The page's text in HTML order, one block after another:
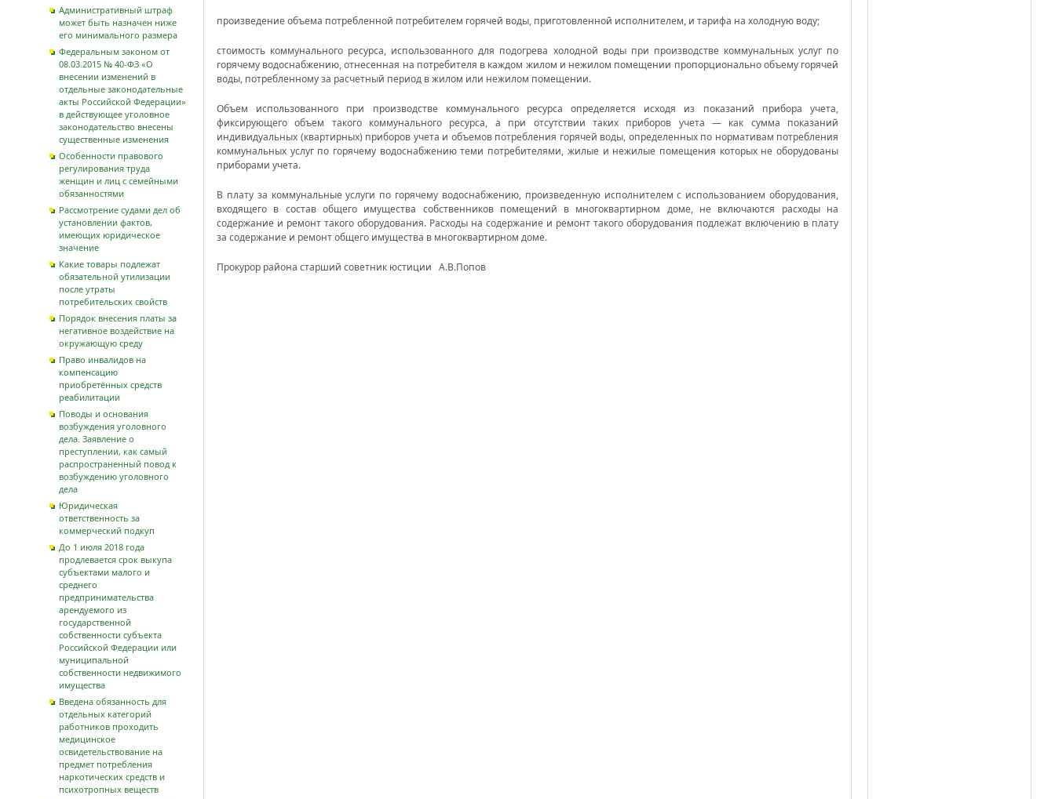
произведение объема потребленной потребителем горячей воды, приготовленной исполнителем, и тарифа на холодную воду;
стоимость коммунального ресурса, использованного для подогрева холодной воды при производстве коммунальных услуг по
горячему водоснабжению, отнесенная на потребителя в каждом жилом и нежилом помещении пропорционально объему горячей
воды, потребленному за расчетный период в жилом или нежилом помещении.
Объем использованного при производстве коммунального ресурса определяется исходя из показаний прибора учета,
фиксирующего объем такого коммунального ресурса, а при отсутствии таких приборов учета — как сумма показаний
индивидуальных (квартирных) приборов учета и объемов потребления горячей воды, определенных по нормативам потребления
коммунальных услуг по горячему водоснабжению теми потребителями, жилые и нежилые помещения которых не оборудованы
приборами учета.
В плату за коммунальные услуги по горячему водоснабжению, произведенную исполнителем с использованием оборудования,
входящего в состав общего имущества собственников помещений в многоквартирном доме, не включаются расходы на
содержание и ремонт такого оборудования. Расходы на содержание и ремонт такого оборудования подлежат включению в плату
за содержание и ремонт общего имущества в многоквартирном доме.
Прокурор района старший советник юстиции А.В.Попов
Административный штраф
может быть назначен ниже
его минимального размера
Федеральным законом от
08.03.2015 № 40-ФЗ «О
внесении изменений в
отдельные законодательные
акты Российской Федерации»
в действующее уголовное
законодательство внесены
существенные изменения
Особенности правового
регулирования труда
женщин и лиц с семейными
обязанностями
Рассмотрение судами дел об
установлении фактов,
имеющих юридическое
значение
Какие товары подлежат
обязательной утилизации
после утраты
потребительских свойств
Порядок внесения платы за
негативное воздействие на
окружающую среду
Право инвалидов на
компенсацию
приобретённых средств
реабилитации
Поводы и основания
возбуждения уголовного
дела. Заявление о
преступлении, как самый
распространенный повод к
возбуждению уголовного
дела
Юридическая
ответственность за
коммерческий подкуп
До 1 июля 2018 года
продлевается срок выкупа
субъектами малого и
среднего
предпринимательства
арендуемого из
государственной
собственности субъекта
Российской Федерации или
муниципальной
собственности недвижимого
имущества
Введена обязанность для
отдельных категорий
работников проходить
медицинское
освидетельствование на
предмет потребления
наркотических средств и
психотропных веществ